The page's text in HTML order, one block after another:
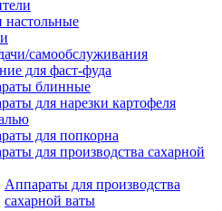
самообслуживания
для фаст-фуда
блинные
для нарезки картофеля
для попкорна
для производства сахарной
Аппараты для производства
сахарной ваты